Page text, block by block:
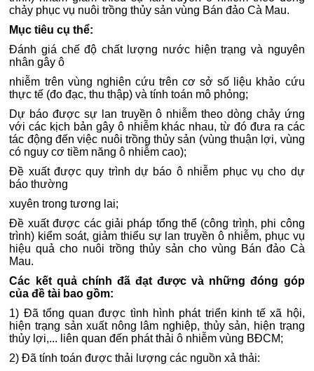
chảy phục vụ nuôi trồng thủy sản vùng Bán đảo Cà Mau.
Mục tiêu cụ thể:
Đánh giá chế độ chất lượng nước hiện trạng và nguyên
nhân gây ô
nhiễm trên vùng nghiên cứu trên cơ sở số liệu khảo cứu
thực tế (đo đạc, thu thập) và tính toán mô phỏng;
Dự báo được sự lan truyền ô nhiễm theo dòng chảy ứng
với các kịch bản gây ô nhiễm khác nhau, từ đó đưa ra các
tác động đến việc nuôi trồng thủy sản (vùng thuận lợi, vùng
có nguy cơ tiềm năng ô nhiễm cao);
Đề xuất được quy trình dự báo ô nhiễm phục vụ cho dự
báo thường
xuyên trong tương lai;
Đề xuất được các giải pháp tổng thể (công trình, phi công
trình) kiểm soát, giảm thiểu sự lan truyền ô nhiễm, phục vụ
hiệu quả cho nuôi trồng thủy sản cho vùng Bán đảo Cà
Mau.
Các kết quả chính đã đạt được và những đóng góp
của đề tài bao gồm:
1) Đã tổng quan được tình hình phát triển kinh tế xã hội,
hiện trạng sản xuất nông lâm nghiệp, thủy sản, hiện trạng
thủy lợi,... liên quan đến phát thải ô nhiễm vùng BĐCM;
2) Đã tính toán được thải lượng các nguồn xả thải: